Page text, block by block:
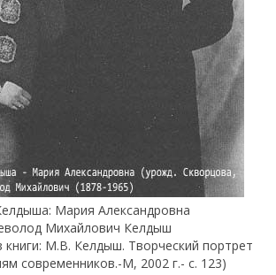
Мария Александровна
Михайлович Келдыш
книги: М.В. Келдыш. Творческий портрет
современников.-М, 2002 г.- с. 123)